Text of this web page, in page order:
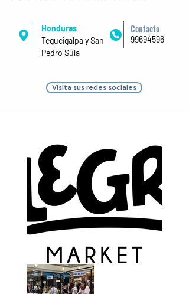
Honduras
Tegucigalpa y San
Pedro Sula
99694596
Contacto
Visita sus redes sociales